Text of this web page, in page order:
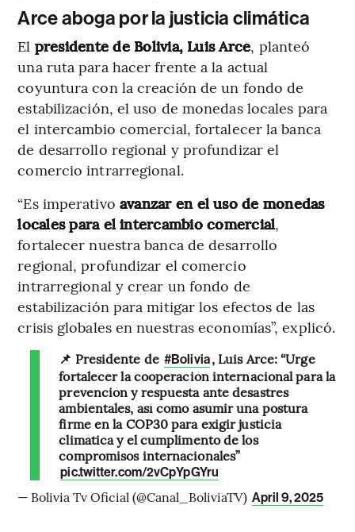
Arce aboga por la justicia climática
El presidente de Bolivia, Luis Arce, planteó
una ruta para hacer frente a la actual
coyuntura con la creación de un fondo de
estabilización, el uso de monedas locales para
el intercambio comercial, fortalecer la banca
de desarrollo regional y profundizar el
comercio intrarregional.
“Es imperativo avanzar en el uso de monedas
locales para el intercambio comercial,
fortalecer nuestra banca de desarrollo
regional, profundizar el comercio
intrarregional y crear un fondo de
estabilización para mitigar los efectos de las
crisis globales en nuestras economías”, explicó.
📌 Presidente de #Bolivia, Luis Arce: “Urge
fortalecer la cooperación internacional para la
prevención y respuesta ante desastres
ambientales, así como asumir una postura
firme en la COP30 para exigir justicia
climática y el cumplimento de los
compromisos internacionales”
pic.twitter.com/2vCpYpGYru
— Bolivia Tv Oficial (@Canal_BoliviaTV) April 9, 2025